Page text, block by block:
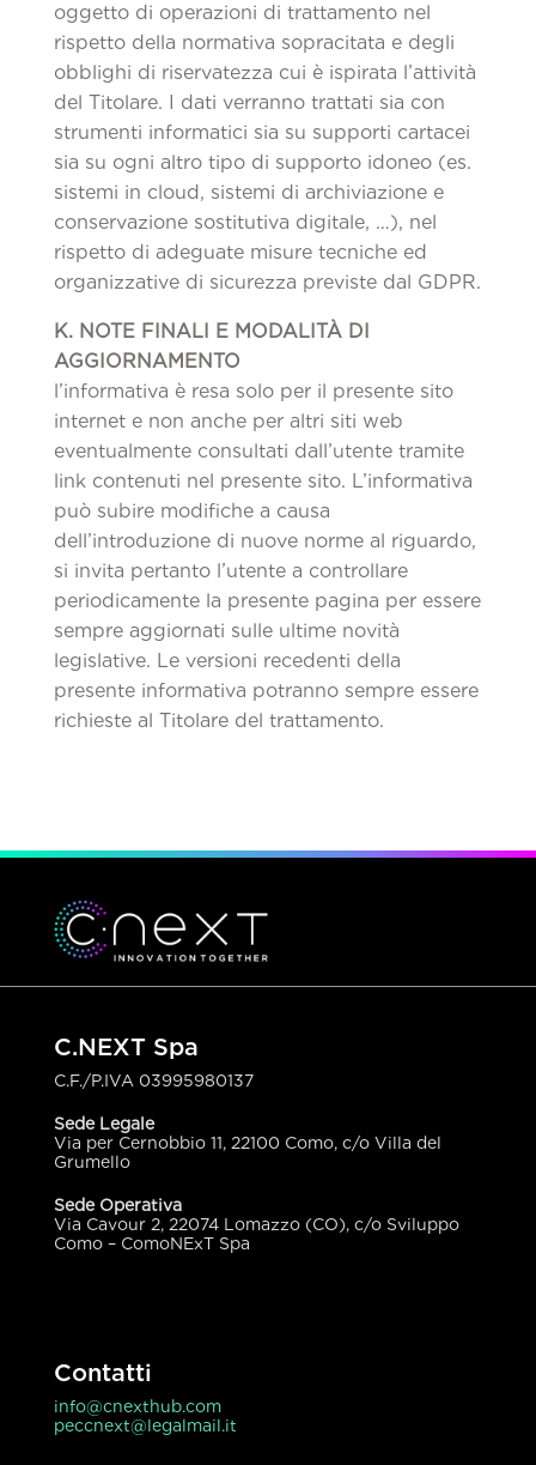
oggetto di operazioni di trattamento nel
rispetto della normativa sopracitata e degli
obblighi di riservatezza cui è ispirata l’attività
del Titolare. I dati verranno trattati sia con
strumenti informatici sia su supporti cartacei
sia su ogni altro tipo di supporto idoneo (es.
sistemi in cloud, sistemi di archiviazione e
conservazione sostitutiva digitale, …), nel
rispetto di adeguate misure tecniche ed
organizzative di sicurezza previste dal GDPR.
K. NOTE FINALI E MODALITÀDI
AGGIORNAMENTO
l’informativa è resa solo per il presente sito
internet e non anche per altri siti web
eventualmente consultati dall’utente tramite
link contenuti nel presente sito. L’informativa
può subire modifiche a causa
dell’introduzione di nuove norme al riguardo,
si invita pertanto l’utente a controllare
periodicamente la presente pagina per essere
sempre aggiornati sulle ultime novità
legislative. Le versioni recedenti della
presente informativa potranno sempre essere
richieste al Titolare del trattamento.
C.NEXT Spa
C.F./P.IVA 03995980137
Sede Legale
Via per Cernobbio 11, 22100 Como, c/o Villa del
Grumello
Sede Operativa
Via Cavour 2, 22074 Lomazzo (CO), c/o Sviluppo
Como – ComoNExT Spa
Contatti
info@cnexthub.com
peccnext@legalmail.it